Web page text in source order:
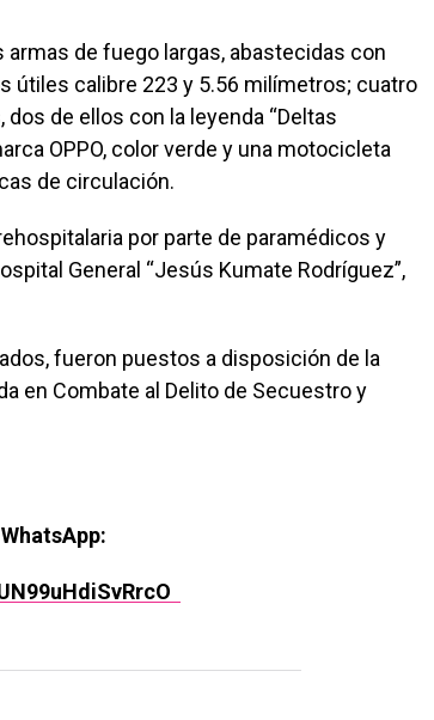
de fuego largas, abastecidas con
útiles calibre 223 y 5.56 milímetros; cuatro
de ellos con la leyenda “Deltas
OPPO, color verde y una motocicleta
de circulación.
por parte de paramédicos y
General “Jesús Kumate Rodríguez”,
fueron puestos a disposición de la
en Combate al Delito de Secuestro y